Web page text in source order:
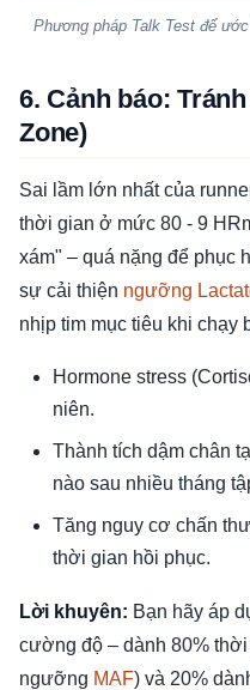
Phương pháp Talk Test để
6. Cảnh báo:
Zone)
Sai lầm lớn nhất của
thời gian ở mức 80 - 9
xám" – quá nặng để phục
sự cải thiện ngưỡng
nhịp tim mục tiêu khi chạy
Hormone stress
niên.
Thành tích dậm chân
nào sau nhiều tháng
Tăng nguy cơ chấn
thời gian hồi phục.
Lời khuyên: Bạn hãy áp
cường độ – dành 80%
ngưỡng MAF) và 20%